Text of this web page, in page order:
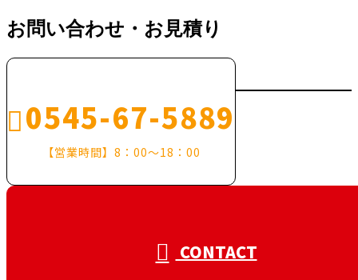
お問い合わせ・お見積り
0545-67-5889
【営業時間】8：00～18：00
CONTACT